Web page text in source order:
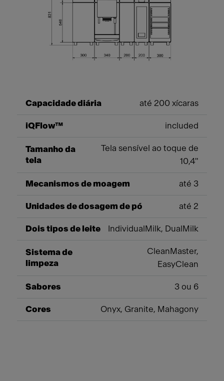
Capacidade diária até 200 xícaras
iQFlow™ included
Tamanho da
tela
Tela sensível ao toque de
10,4"
Mecanismos de moagem até 3
Unidades de dosagem de pó até 2
Dois tipos de leite IndividualMilk, DualMilk
Sistema de
limpeza
CleanMaster,
EasyClean
Sabores 3 ou 6
Cores Onyx, Granite, Mahagony